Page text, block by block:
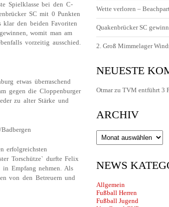
Spielklasse bei den C-
SC mit 0 Punkten
klar den beiden Favoriten
womit man am
vorzeitig ausschied.
etwas überraschend
gegen die Cloppenburger
zu alter Stärke und
erfolgreichsten
Torschütze` durfte Felix
Empfang nehmen. Als
von den Betreuern und
Wette verloren –
Quakenbrücker SC
2. Groß Mimmelager
NEUESTE
OtmarzuTVM entführt 3
ARCHIV
Archiv
NEWS
Allgemein
Fußball Herren
Fußball Jugend